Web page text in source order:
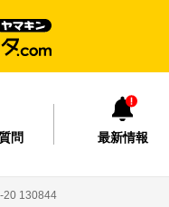
問 最新情報
20 130844